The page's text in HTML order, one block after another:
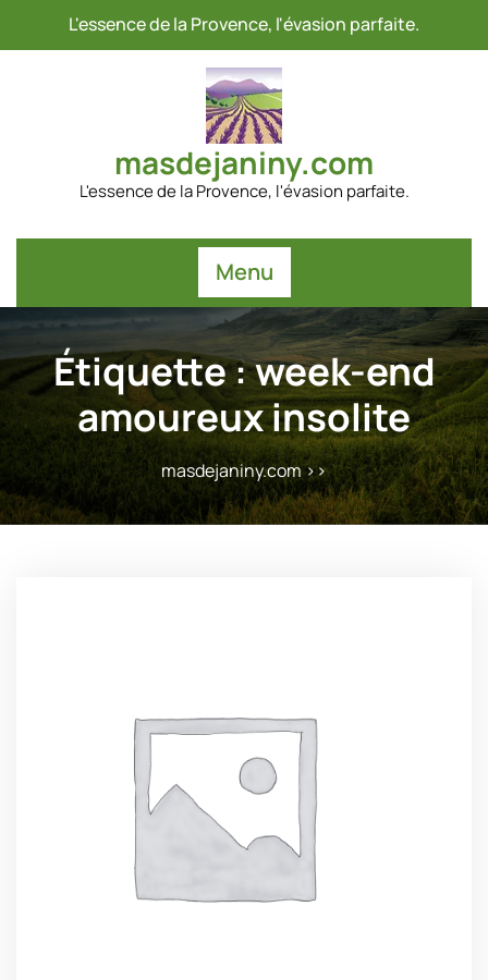
L'essence de la Provence, l'évasion parfaite.
masdejaniny.com
L'essence de la Provence, l'évasion parfaite.
Menu
Étiquette :week-end
amoureux insolite
masdejaniny.com>>